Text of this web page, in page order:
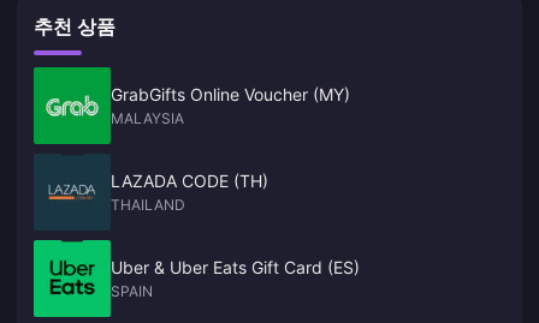
추천 상품
GrabGifts Online Voucher (MY)
MALAYSIA
LAZADA CODE (TH)
THAILAND
Uber & Uber Eats Gift Card (ES)
SPAIN